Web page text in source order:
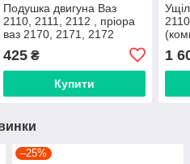
Подушка двигуна Ваз
2110, 2111, 2112 , пріора
ваз 2170, 2171, 2172
Польща
425₴
Купити
1
–25%